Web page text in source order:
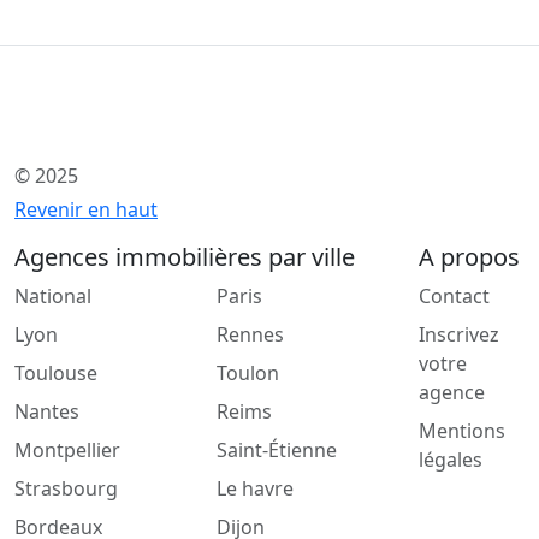
© 2025
Revenir en haut
Agences immobilières par ville
National
Lyon
Toulouse
Nantes
Montpellier
Strasbourg
Bordeaux
Paris
Rennes
Toulon
Reims
Saint-Étienne
Le havre
Dijon
A propos
Contact
Inscrivez
votre
agence
Mentions
légales